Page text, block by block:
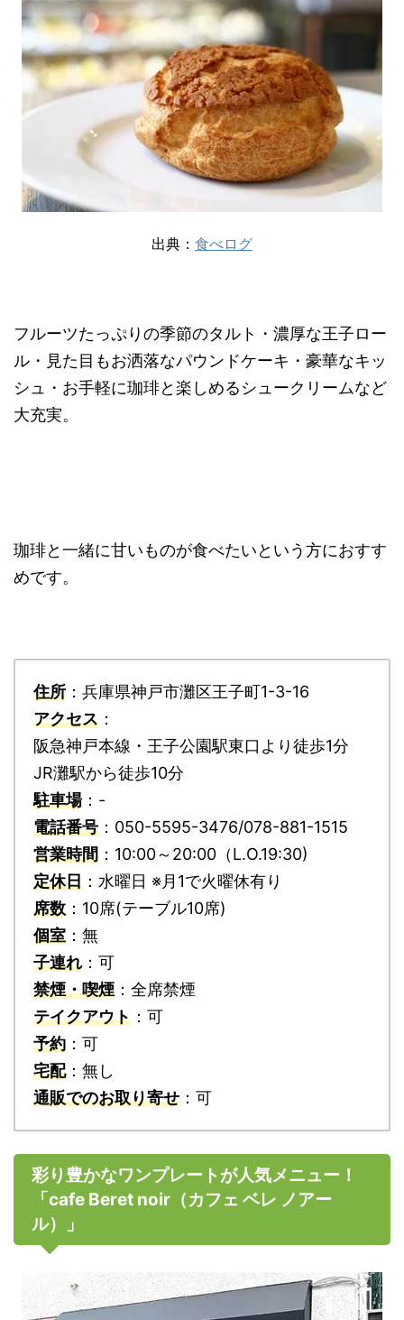
出典： 食べログ
フルーツたっぷりの季節のタルト・濃厚な王子ロー
ル・見た目もお洒落なパウンドケーキ・豪華なキッ
シュ・お手軽に珈琲と楽しめるシュークリームなど
大充実。
珈琲と一緒に甘いものが食べたいという方におすす
めです。
住所 ：兵庫県神戸市灘区王子町1-3-16
アクセス ：
阪急神戸本線・王子公園駅東口より徒歩1分
JR灘駅から徒歩10分
駐車場：-
電話番号 ：050-5595-3476/078-881-1515
営業時間 ：10:00～20:00（L.O.19:30)
定休日 ：水曜日 ※月1で火曜休有り
席数 ：10席(テーブル10席)
個室 ：無
子連れ：可
禁煙・喫煙：全席禁煙
テイクアウト ：可
予約 ：可
宅配：無し
通販でのお取り寄せ ：可
彩り豊かなワンプレートが人気メニュー！
「cafe Beret noir（カフェ ベレ ノアー
ル）」